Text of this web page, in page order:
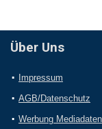
Über Uns
Impressum
AGB/Datenschutz
Werbung Mediadaten